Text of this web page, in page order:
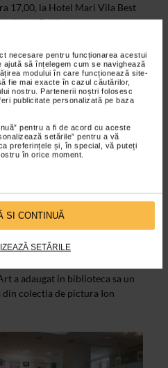
necesare pentru funcționarea acestui
să înțelegem cum se navighează
modului în care funcționează site-
fie mai exacte în cazul căutărilor,
nostru. Partenerii noștri folosesc
publicitate personalizată pe baza
pentru a fi de acord cu aceste
setările” pentru a vă
preferințele și, în special, vă puteți
în orice moment.
SI CONTINUĂ
SETĂRILE
17,00, la Hotel Mari Vila Best
editie a Galei...
a adaugat in biblioteca sa un
din colectia de pictura Ion